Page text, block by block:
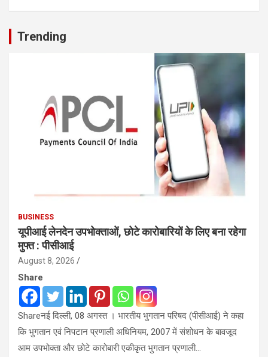
Trending
BUSINESS
यूपीआई लेनदेन उपभोक्ताओं, छोटे कारोबारियों के लिए बना रहेगा
मुफ्त : पीसीआई
August 8, 2026
Share
Shareनई दिल्ली, 08 अगस्त । भारतीय भुगतान परिषद (पीसीआई) ने कहा
कि भुगतान एवं निपटान प्रणाली अधिनियम, 2007 में संशोधन के बावजूद
आम उपभोक्ता और छोटे कारोबारी एकीकृत भुगतान प्रणाली…